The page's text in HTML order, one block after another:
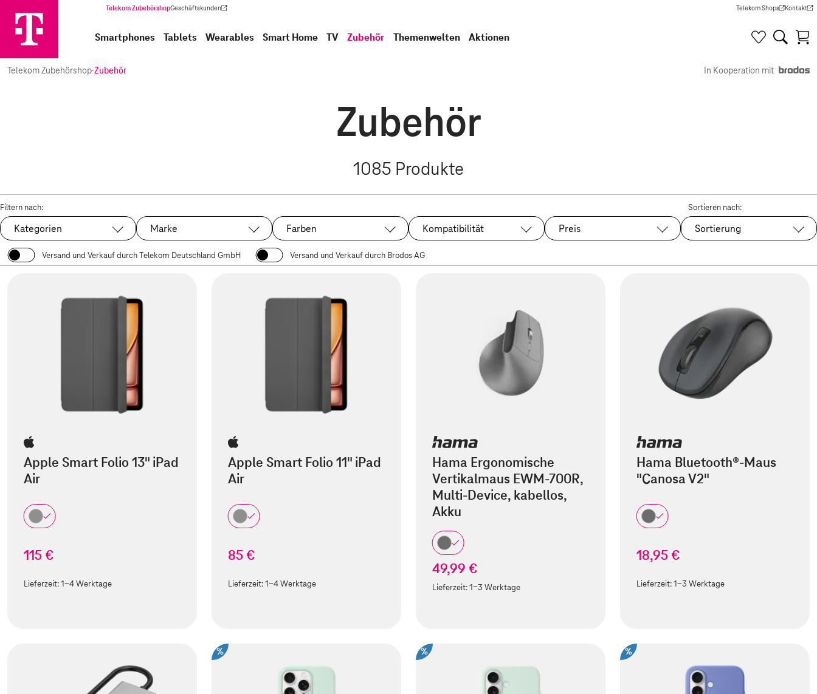
Telekom ZubehörshopGeschäftskunden
(Wird in einem neuen Tab geöffnet) Telekom Shops
(Wird in einem neuen Tab
Kontakt
(Wird in
Smartphones Tablets Wearables Smart Home TV Zubehör Themenwelten Aktionen
Telekom Zubehörshop·Zubehör In Kooperation mit
Zubehör
1085 Produkte
Filtern nach:
Kategorien Marke Farben Kompatibilität Preis
Sortieren nach:
Sortierung
Versand und Verkauf durch Telekom Deutschland GmbH Versand und Verkauf durch Brodos AG
Apple Smart Folio 13" iPad
Air
115 €
Lieferzeit:1-4 Werktage
Apple Smart Folio 11" iPad
Air
85 €
Lieferzeit:1-4 Werktage
Hama Ergonomische
Vertikalmaus EWM-700R,
Multi-Device, kabellos,
Akku
49,99 €
Lieferzeit:1-3 Werktage
Hama Bluetooth®-Maus
"Canosa V2"
18,95 €
Lieferzeit:1-3 Werktage
% % %